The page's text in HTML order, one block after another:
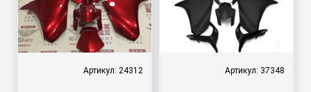
Артикул: 24312 Артикул: 37348